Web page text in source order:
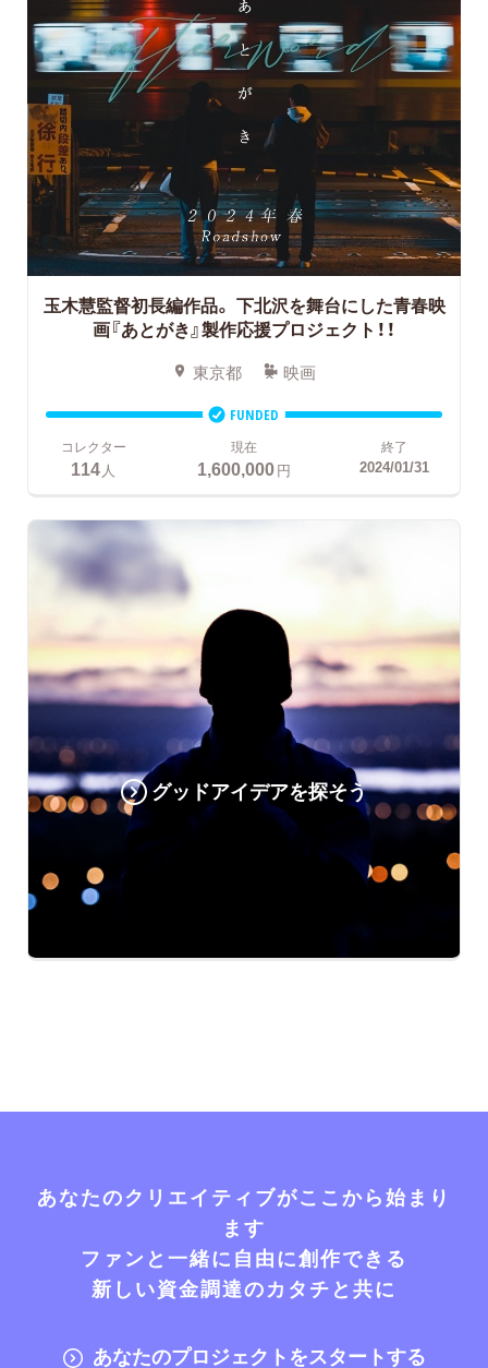
玉木慧監督初長編作品。 下北沢を舞台にした青春映
画『あとがき』製作応援プロジェクト！！
東京都 映画
FUNDED
コレクター
114人
現在
1,600,000円
終了
2024/01/31
グッドアイデアを探そう
あなたのクリエイティブがここから始まり
ます
ファンと一緒に自由に創作できる
新しい資金調達のカタチと共に
あなたのプロジェクトをスタートする